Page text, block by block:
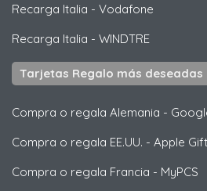
Recarga Italia - Vodafone
Recarga Italia - WINDTRE
Tarjetas Regalo más deseadas
Compra o regala Alemania -
Compra o regala EE.UU. - Apple
Compra o regala Francia - MyPCS